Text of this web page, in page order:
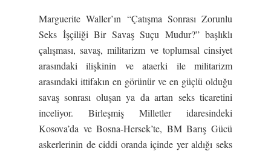
Marguerite Waller’ın “Çatışma Sonrası Zorunlu
Seks İşçiliği Bir Savaş Suçu Mudur?” başlıklı
çalışması, savaş, militarizm ve toplumsal cinsiyet
arasındaki ilişkinin ve ataerki ile militarizm
arasındaki ittifakın en görünür ve en güçlü olduğu
savaş sonrası oluşan ya da artan seks ticaretini
inceliyor. Birleşmiş Milletler idaresindeki
Kosova’da ve Bosna-Hersek’te, BM Barış Gücü
askerlerinin de ciddi oranda içinde yer aldığı seks